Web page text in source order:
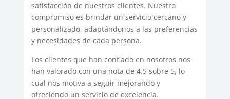
satisfacción de nuestros clientes. Nuestro
compromiso es brindar un servicio cercano y
personalizado, adaptándonos a las preferencias
y necesidades de cada persona.
Los clientes que han confiado en nosotros nos
han valorado con una nota de 4.5 sobre 5, lo
cual nos motiva a seguir mejorando y
ofreciendo un servicio de excelencia.